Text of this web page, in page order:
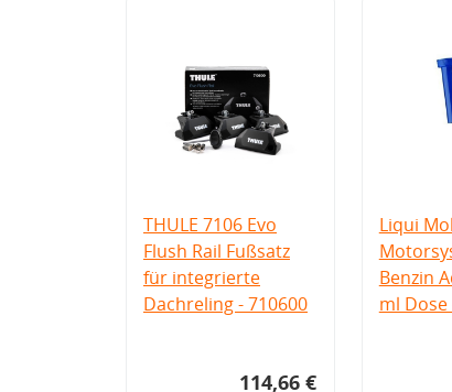
THULE 7106 Evo
Flush Rail Fußsatz
für integrierte
Dachreling - 710600
114,66 €
Liqui
Benzin
ml Dose